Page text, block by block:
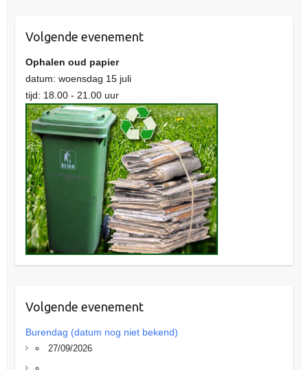
Volgende evenement
Ophalen oud papier
datum: woensdag 15 juli
tijd: 18.00 - 21.00 uur
Volgende evenement
Burendag (datum nog niet bekend)
27/09/2026